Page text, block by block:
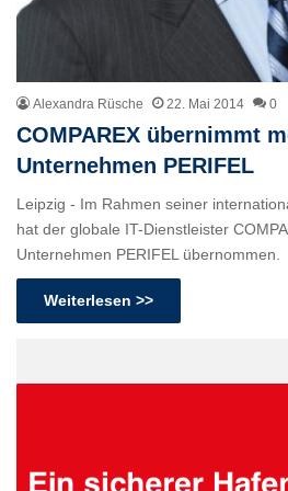
Alexandra Rüsche 22. Mai 2014 0
COMPAREX übernimmt
Unternehmen PERIFEL
Leipzig - Im Rahmen seiner
hat der globale IT-Dienstleister
Unternehmen PERIFEL übernommen.
Weiterlesen >>